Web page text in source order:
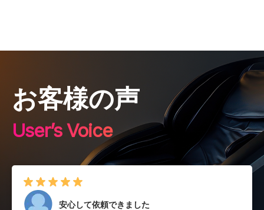
お客様の声
User’s Voice
安心して依頼できました